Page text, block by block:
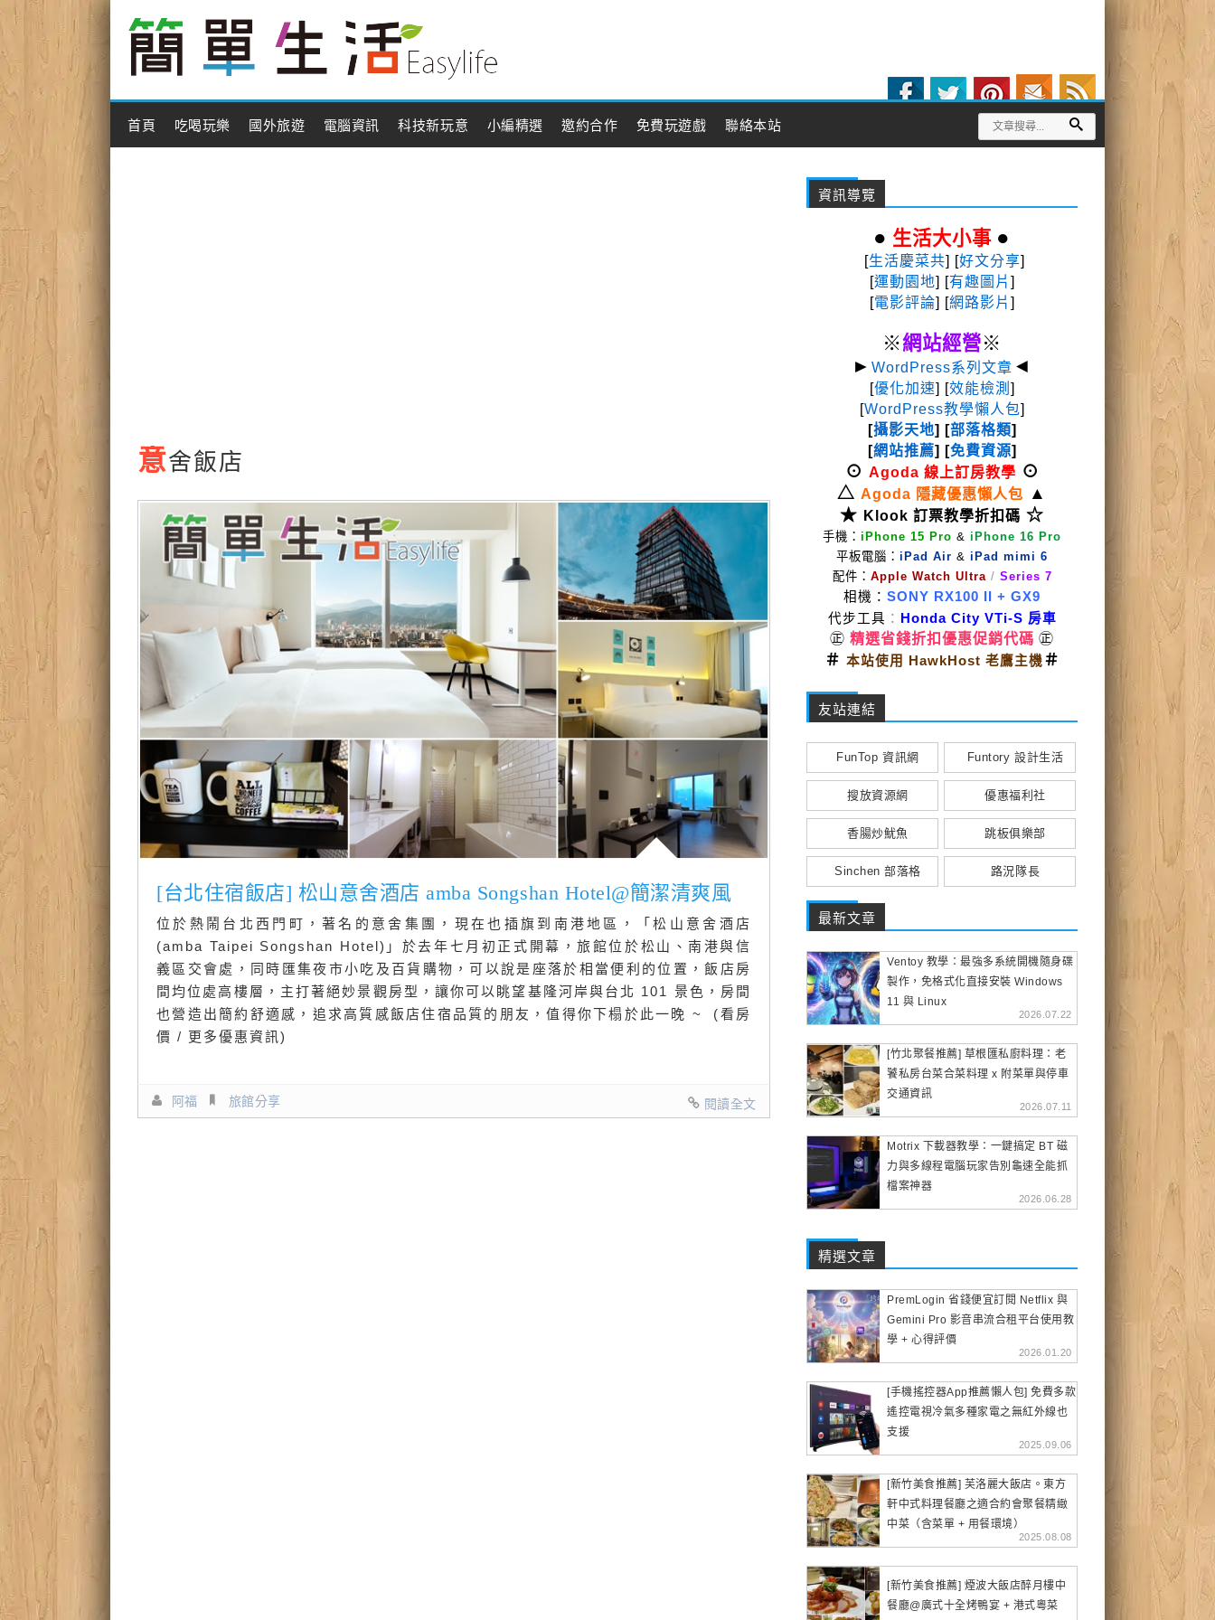
Main Menu
首頁 吃喝玩樂 國外旅遊 電腦資訊 科技新玩意 小編精選 邀約合作 免費玩遊戲 聯絡本站
意舍飯店
[台北住宿飯店] 松山意舍酒店 amba Songshan Hotel@簡潔清爽風
位於熱鬧台北西門町，著名的意舍集團，現在也插旗到南港地區，「松山意舍酒店
(amba Taipei Songshan Hotel)」於去年七月初正式開幕，旅館位於松山、南港與信
義區交會處，同時匯集夜市小吃及百貨購物，可以說是座落於相當便利的位置，飯店房
間均位處高樓層，主打著絕妙景觀房型，讓你可以眺望基隆河岸與台北 101 景色，房間
也營造出簡約舒適感，追求高質感飯店住宿品質的朋友，值得你下榻於此一晚 ~ (看房
價 / 更多優惠資訊)
阿福 旅館分享 閱讀全文
資訊導覽
● 生活大小事 ●
[生活慶菜共] [好文分享]
[運動園地] [有趣圖片 ]
[電影評論] [網路影片 ]
※網站經營※
► WordPress系列文章 ◄
[優化加速] [效能檢測 ]
[WordPress教學懶人包]
[攝影天地] [部落格類]
[網站推薦] [免費資源]
⊙ Agoda 線上訂房教學 ⊙
△ Agoda 隱藏優惠懶人包
▲
★ Klook 訂票教學折扣碼 ☆
手機： iPhone 15 Pro & iPhone 16 Pro
平板電腦： iPad Air & iPad mimi 6
配件： Apple Watch Ultra / Series 7
相機： SONY RX100 II
+ GX9
代步工具 ： Honda City VTi-S 房車
㊣ 精選省錢折扣優惠促銷代碼 ㊣
＃ 本站使用 HawkHost 老鷹主機＃
友站連結
FunTop 資訊網 Funtory 設計生活
搜放資源網 優惠福利社
香腸炒魷魚 跳板俱樂部
Sinchen 部落格 路況隊長
最新文章
Ventoy 教學：最強多系統開機隨身碟
製作，免格式化直接安裝 Windows
11 與 Linux
2026.07.22
[竹北聚餐推薦] 草根匯私廚料理：老
饕私房台菜合菜料理 x 附菜單與停車
交通資訊
2026.07.11
Motrix 下載器教學：一鍵搞定 BT 磁
力與多線程電腦玩家告別龜速全能抓
檔案神器
2026.06.28
精選文章
PremLogin 省錢便宜訂閱 Netflix 與
Gemini Pro 影音串流合租平台使用教
學 + 心得評價
2026.01.20
[手機搖控器App推薦懶人包] 免費多款
遙控電視冷氣多種家電之無紅外線也
支援
2025.09.06
[新竹美食推薦] 芙洛麗大飯店。東方
軒中式料理餐廳之適合約會聚餐精緻
中菜（含菜單 + 用餐環境）
2025.08.08
[新竹美食推薦] 煙波大飯店醉月樓中
餐廳@廣式十全烤鴨宴 + 港式粵菜